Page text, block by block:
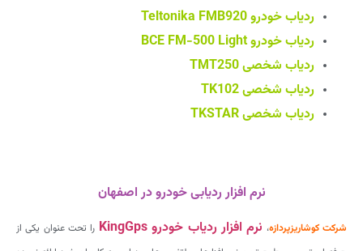
ردیاب خودروTeltonika FMB920
ردیاب خودروBCE FM-500 Light
ردیاب شخصیTMT250
ردیاب شخصیTK102
ردیاب شخصیTKSTAR
نرم افزار ردیابی خودرو در اصفهان
شرکت کوشاریزپردازه، نرم افزار ردیاب خودرو KingGps را تحت عنوان یکی از